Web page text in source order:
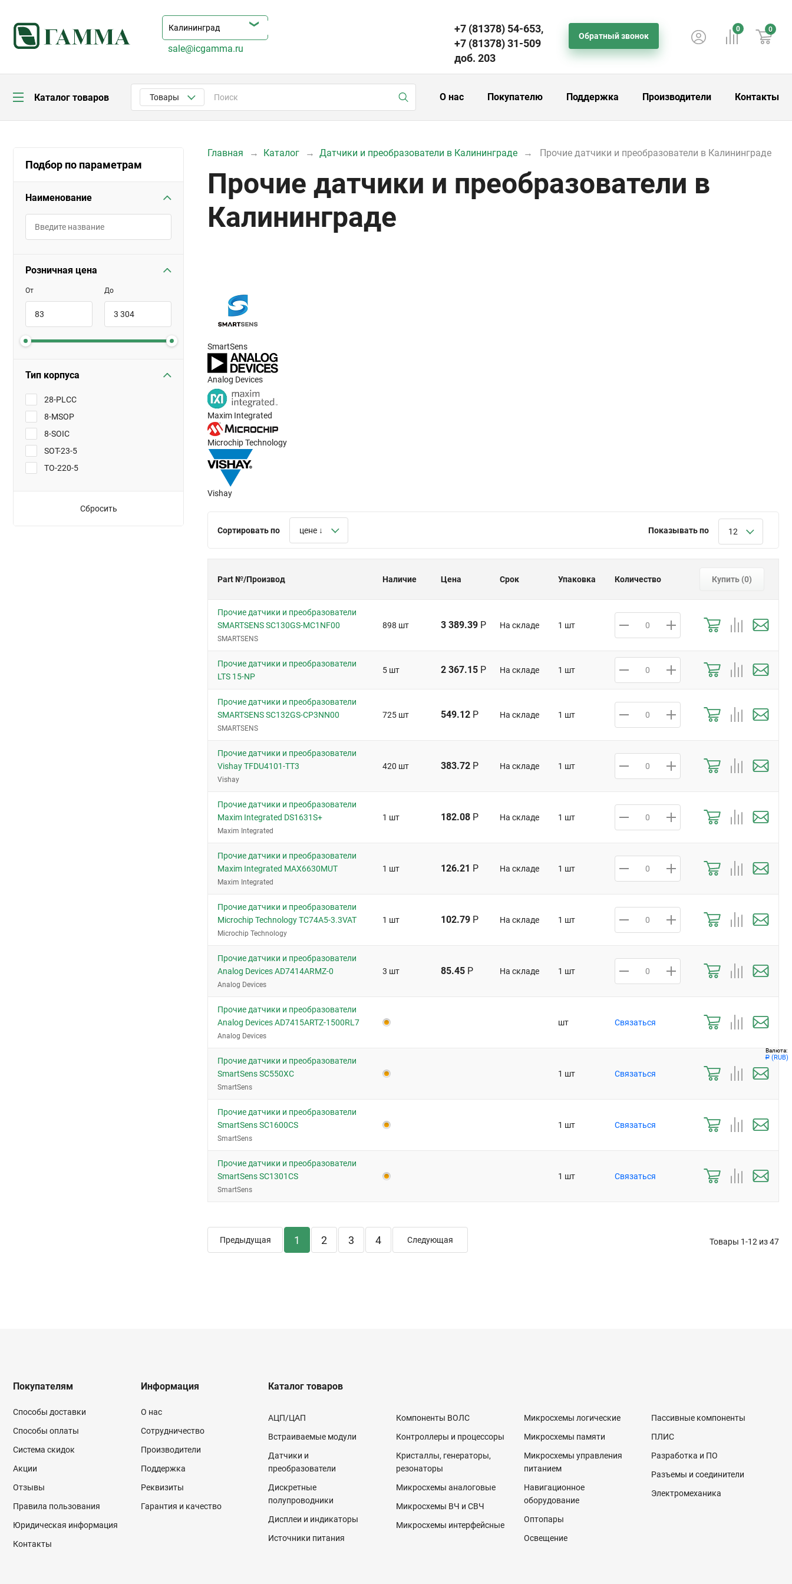
Валюта:
Р (RUB)
+7 (81378) 54-653,
+7 (81378) 31-509
доб. 203
Обратный звонок
sale@icgamma.ru
0 0
Каталог товаров Товары О нас Покупателю Поддержка Производители Контакты
Подбор по параметрам
Наименование
Розничная цена
От До
Тип корпуса
28-PLCC
8-MSOP
8-SOIC
SOT-23-5
TO-220-5
Сбросить
Главная Каталог Датчики и преобразователи в Калининграде Прочие датчики и преобразователи в Калининграде
Прочие датчики и преобразователи в
Калининграде
SmartSens
Analog Devices
Maxim Integrated
Microchip Technology
Vishay
Сортировать по цене ↓ Показывать по 12
Part №/Производ Наличие Цена Срок Упаковка Количество Купить (0)
Прочие датчики и преобразователи
SMARTSENS SC130GS-MC1NF00
SMARTSENS
898 шт 3 389.39 Р На складе 1 шт
Прочие датчики и преобразователи
LTS 15-NP
5 шт 2 367.15 Р На складе 1 шт
Прочие датчики и преобразователи
SMARTSENS SC132GS-CP3NN00
SMARTSENS
725 шт 549.12 Р На складе 1 шт
Прочие датчики и преобразователи
Vishay TFDU4101-TT3
Vishay
420 шт 383.72 Р На складе 1 шт
Прочие датчики и преобразователи
Maxim Integrated DS1631S+
Maxim Integrated
1 шт 182.08 Р На складе 1 шт
Прочие датчики и преобразователи
Maxim Integrated MAX6630MUT
Maxim Integrated
1 шт 126.21 Р На складе 1 шт
Прочие датчики и преобразователи
Microchip Technology TC74A5-3.3VAT
Microchip Technology
1 шт 102.79 Р На складе 1 шт
Прочие датчики и преобразователи
Analog Devices AD7414ARMZ-0
Analog Devices
3 шт 85.45 Р На складе 1 шт
Прочие датчики и преобразователи
Analog Devices AD7415ARTZ-1500RL7
Analog Devices
шт Связаться
Прочие датчики и преобразователи
SmartSens SC550XC
SmartSens
1 шт Связаться
Прочие датчики и преобразователи
SmartSens SC1600CS
SmartSens
1 шт Связаться
Прочие датчики и преобразователи
SmartSens SC1301CS
SmartSens
1 шт Связаться
Предыдущая 1 2 3 4 Следующая Товары 1-12 из47
Покупателям
Способы доставки
Способы оплаты
Система скидок
Акции
Отзывы
Правила пользования
Юридическая информация
Контакты
Информация
О нас
Сотрудничество
Производители
Поддержка
Реквизиты
Гарантия и качество
Каталог товаров
АЦП/ЦАП
Встраиваемые модули
Датчики и
преобразователи
Дискретные
полупроводники
Дисплеи и индикаторы
Источники питания
Компоненты ВОЛС
Контроллеры и процессоры
Кристаллы, генераторы,
резонаторы
Микросхемы аналоговые
Микросхемы ВЧ и СВЧ
Микросхемы интерфейсные
Микросхемы логические
Микросхемы памяти
Микросхемы управления
питанием
Навигационное
оборудование
Оптопары
Освещение
Пассивные компоненты
ПЛИС
Разработка и ПО
Разъемы и соединители
Электромеханика